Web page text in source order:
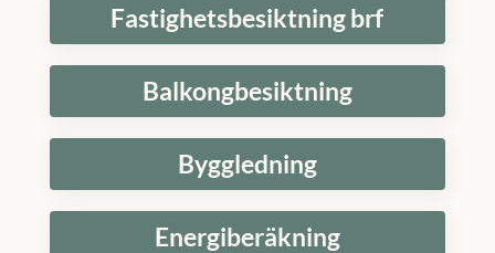
Fastighetsbesiktning brf
Balkongbesiktning
Byggledning
Energiberäkning